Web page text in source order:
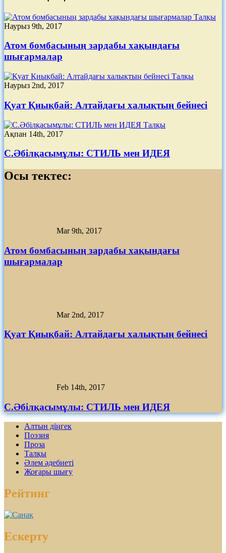
Талқы
Наурыз 9th, 2017
Атом бомбасының зардабы хақындағы
шығармалар
Талқы
Наурыз 2nd, 2017
Қуат Қиықбай: Алтайдағы халықтың бейнесі
Талқы
Ақпан 14th, 2017
С.Әбілқасымұлы: СТИЛЬ мен ИДЕЯ
Осы тектес:
Mar 9th, 2017
Атом бомбасының зардабы хақындағы
шығармалар
Mar 2nd, 2017
Қуат Қиықбай: Алтайдағы халықтың бейнесі
Feb 14th, 2017
С.Әбілқасымұлы: СТИЛЬ мен ИДЕЯ
Алтын діңгек
Поэзия
Проза
Талқы
Әлем әдебиеті
Жоғары шығу
Рейтинг
Ескерту